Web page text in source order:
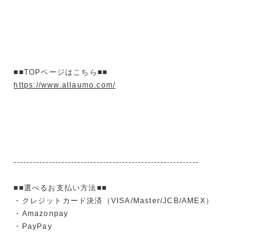
■■TOPページはこちら■■
https://www.allaumo.com/
----------------------------------------------------------
■■選べるお支払い方法■■
・クレジットカード決済（VISA/Master/JCB/AMEX）
・Amazonpay
・PayPay